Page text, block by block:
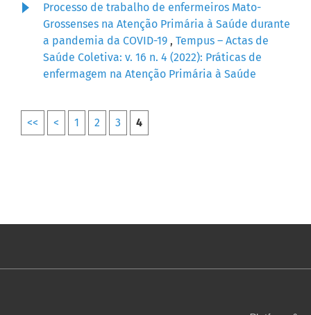
Processo de trabalho de enfermeiros Mato-
Grossenses na Atenção Primária à Saúde durante
a pandemia da COVID-19 , Tempus – Actas de
Saúde Coletiva: v. 16 n. 4 (2022): Práticas de
enfermagem na Atenção Primária à Saúde
<< < 1 2 3 4